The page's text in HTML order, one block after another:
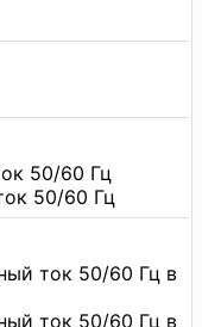
50/60 Гц
50/60 Гц
ток 50/60 Гц в
ток 50/60 Гц в